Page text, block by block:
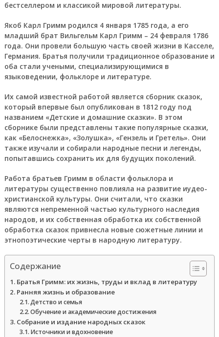
бестселлером и классикой мировой литературы.
Якоб Карл Гримм родился 4 января 1785 года, а его
младший брат Вильгельм Карл Гримм – 24 февраля 1786
года. Они провели большую часть своей жизни в Касселе,
Германия. Братья получили традиционное образование и
оба стали учеными, специализирующимися в
языковедении, фольклоре и литературе.
Их самой известной работой является сборник сказок,
который впервые был опубликован в 1812 году под
названием «Детские и домашние сказки». В этом
сборнике были представлены такие популярные сказки,
как «Белоснежка», «Золушка», «Гензель и Гретель». Они
также изучали и собирали народные песни и легенды,
попытавшись сохранить их для будущих поколений.
Работа братьев Гримм в области фольклора и
литературы существенно повлияла на развитие иудео-
христианской культуры. Они считали, что сказки
являются непременной частью культурного наследия
народов, и их собственная обработка их собственной
обработка сказок привнесла новые сюжетные линии и
этнопоэтические черты в народную литературу.
Содержание
Братья Гримм: их жизнь, труды и вклад в литературу
Ранняя жизнь и образование
Детство и семья
Обучение и академические достижения
Собрание и издание народных сказок
Источники и вдохновение